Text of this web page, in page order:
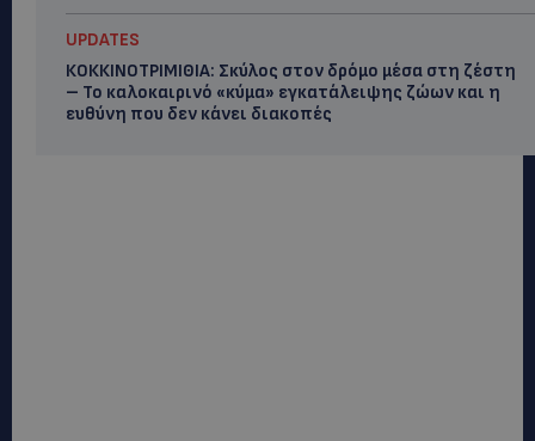
UPDATES
ΚΟΚΚΙΝΟΤΡΙΜΙΘΙΑ: Σκύλος στον δρόμο μέσα στη ζέστη
– Το καλοκαιρινό «κύμα» εγκατάλειψης ζώων και η
ευθύνη που δεν κάνει διακοπές